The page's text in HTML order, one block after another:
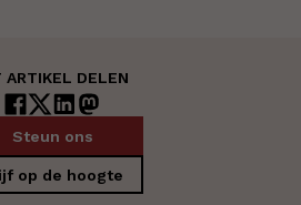
ARTIKEL DELEN
Steun ons
op de hoogte